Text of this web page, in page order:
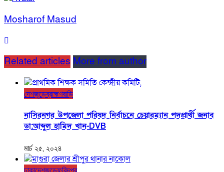
Mosharof Masud
Related articles More from author
দেশজুড়েব্রাহ্মণবাড়ি
নাসিরনগর উপজেলা পরিষদ নির্বাচনে চেয়ারম্যান পদপ্রার্থী জনাব
ডা:আব্দুল হামিদ খান-DVB
মার্চ ২৫, ২০২৪
ঢাকাদেশজুড়েফরিদপুর